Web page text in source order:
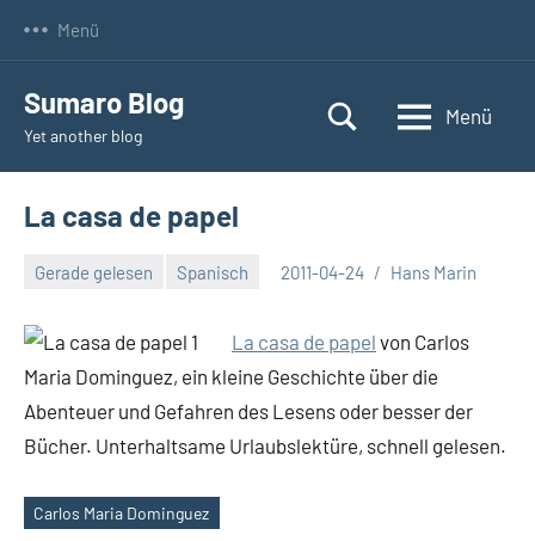
Menü
Sumaro Blog
Yet another blog
Menü
La casa de papel
Gerade gelesen Spanisch 2011-04-24 Hans Marin
La casa de papel von Carlos
Maria Dominguez, ein kleine Geschichte über die
Abenteuer und Gefahren des Lesens oder besser der
Bücher. Unterhaltsame Urlaubslektüre, schnell gelesen.
Schlagwörter
Carlos Maria Dominguez